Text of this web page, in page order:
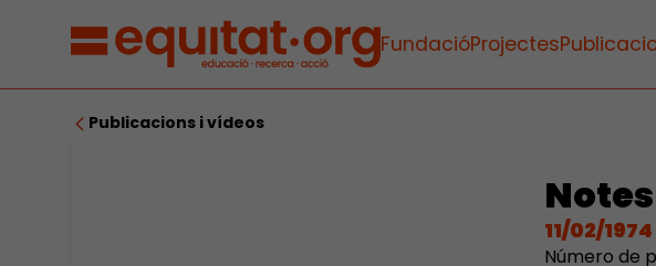
FundacióProjectes
Publicacions i vídeos
11/02/1974
Número de